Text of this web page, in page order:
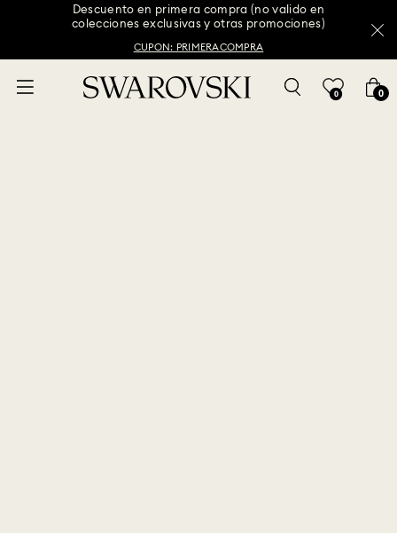
Descuento en primera compra (no valido en
colecciones exclusivas y otras promociones)
CUPON: PRIMERACOMPRA
0 0